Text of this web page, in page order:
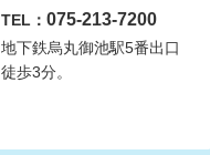
TEL： 075-213-7200
地下鉄烏丸御池駅5番出口
徒歩3分。